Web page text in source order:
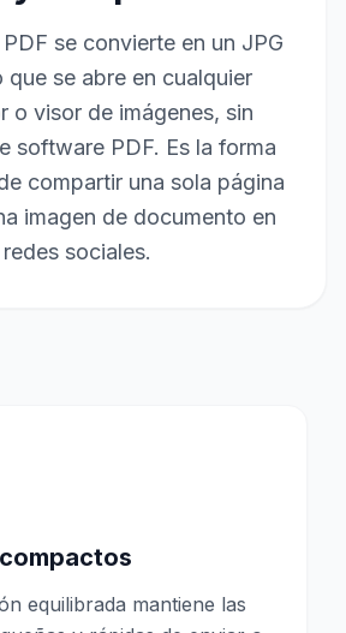
se convierte en un JPG
que se abre en cualquier
o visor de imágenes, sin
software PDF. Es la forma
compartir una sola página
imagen de documento en
redes sociales.
equilibrada mantiene las